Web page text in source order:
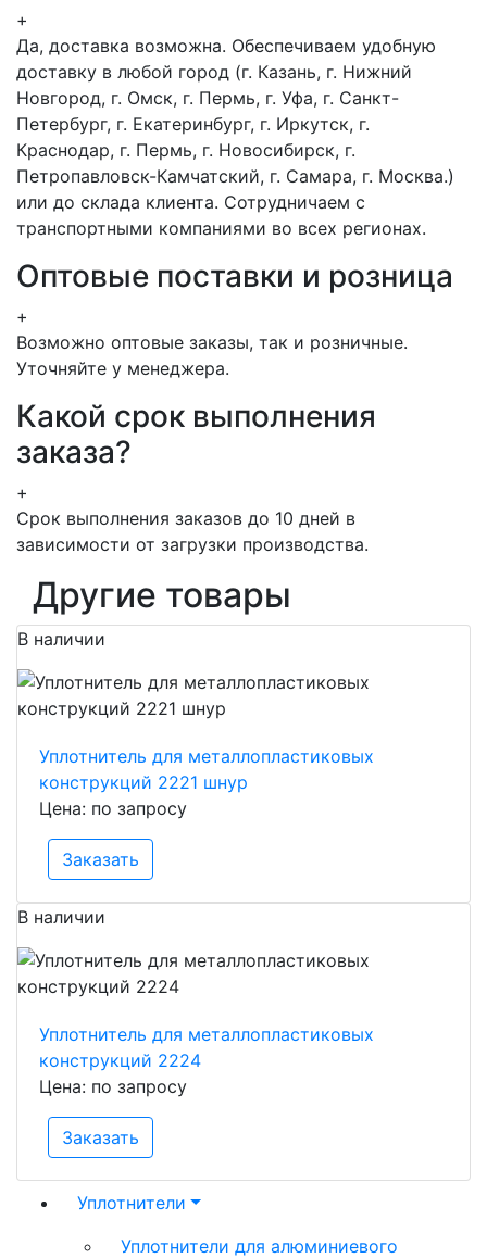
+
Да, доставка возможна. Обеспечиваем удобную
доставку в любой город (г. Казань, г. Нижний
Новгород, г. Омск, г. Пермь, г. Уфа, г. Санкт-
Петербург, г. Екатеринбург, г. Иркутск, г.
Краснодар, г. Пермь, г. Новосибирск, г.
Петропавловск-Камчатский, г. Самара, г. Москва.)
или до склада клиента. Сотрудничаем с
транспортными компаниями во всех регионах.
Оптовые поставки и розница
+
Возможно оптовые заказы, так и розничные.
Уточняйте у менеджера.
Какой срок выполнения
заказа?
+
Срок выполнения заказов до 10 дней в
зависимости от загрузки производства.
Другие товары
В наличии
Уплотнитель для металлопластиковых
конструкций 2221 шнур
Цена: по запросу
Заказать
В наличии
Уплотнитель для металлопластиковых
конструкций 2224
Цена: по запросу
Заказать
Уплотнители
Уплотнители для алюминиевого